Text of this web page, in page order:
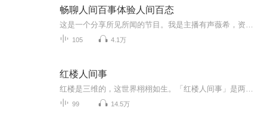
畅聊人间百事体验人间百态
105 4.1万
红楼人间事
99 14.5万